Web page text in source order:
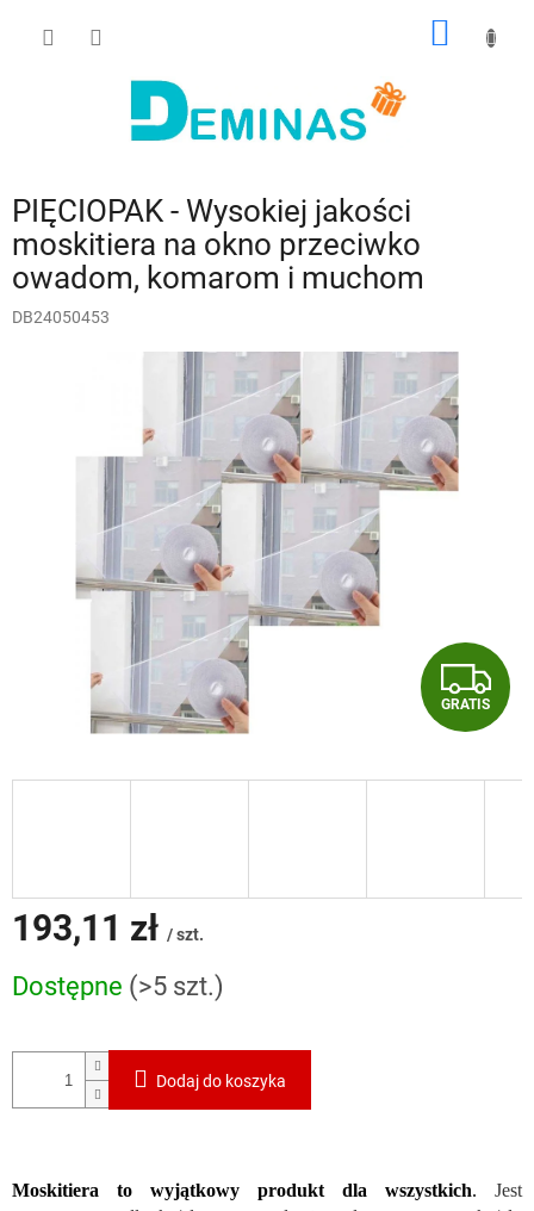
PIĘCIOPAK - Wysokiej jakości
moskitiera na okno przeciwko
owadom, komarom i muchom
DB24050453
G
R
A
GRATIS
193,11 zł / szt.
jednostkowa:
Dostępne (>5 szt.)
Dodaj do koszyka
Moskitiera to wyjątkowy produkt dla wszystkich. Jest